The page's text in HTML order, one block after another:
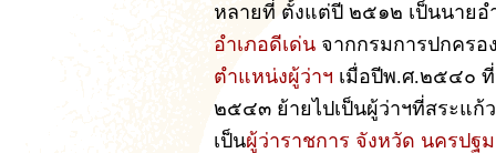
หลายที่ ตั้งแต่ปี ๒๕๑๒ เป็นนายอ
อำเภอดีเด่น จากกรมการปกคร
ตำแหน่งผู้ว่าฯ เมื่อปีพ.ศ.๒๕๔๐
๒๕๔๓ ย้ายไปเป็นผู้ว่าฯที่สระแ
เป็นผู้ว่าราชการ จังหวัด นครปฐม